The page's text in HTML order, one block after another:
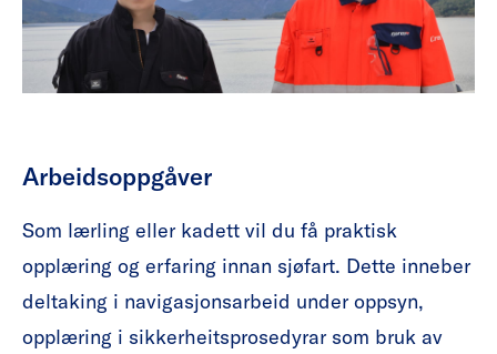
Arbeidsoppgåver
Som lærling eller kadett vil du få praktisk
opplæring og erfaring innan sjøfart. Dette inneber
deltaking i navigasjonsarbeid under oppsyn,
opplæring i sikkerheitsprosedyrar som bruk av